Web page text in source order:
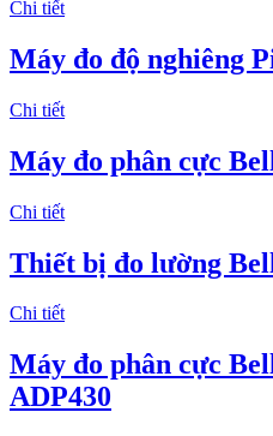
Chi tiết
Máy đo độ nghiêng
Chi tiết
Máy đo phân cực
Chi tiết
Thiết bị đo lường
Chi tiết
Máy đo phân cực
ADP430